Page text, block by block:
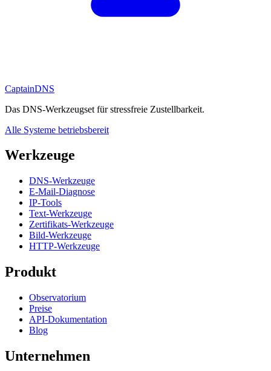
CaptainDNS
Das DNS-Werkzeugset für stressfreie Zustellbarkeit.
Alle Systeme betriebsbereit
Werkzeuge
DNS-Werkzeuge
E-Mail-Diagnose
IP-Tools
Text-Werkzeuge
Zertifikats-Werkzeuge
Bild-Werkzeuge
HTTP-Werkzeuge
Produkt
Observatorium
Preise
API-Dokumentation
Blog
Unternehmen